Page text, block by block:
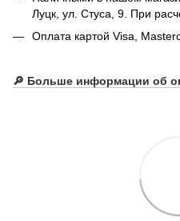
Луцк, ул. Стуса, 9. При
Оплата картой Visa,
🔎 Больше информации об